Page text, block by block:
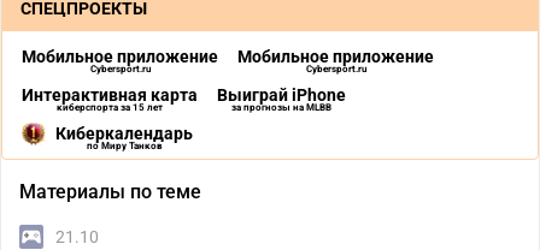
СПЕЦПРОЕКТЫ
Мобильное приложение
Cybersport.ru
Мобильное приложение
Cybersport.ru
Интерактивная карта
киберспорта за 15 лет
Выиграй iPhone
за прогнозы на MLBB
Киберкалендарь
по Миру Танков
Материалы по теме
21.10